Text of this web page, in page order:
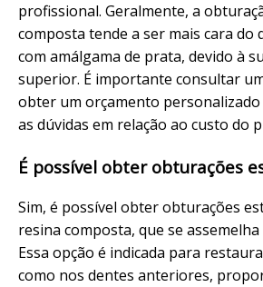
profissional. Geralmente, a
composta tende a ser mais cara do
com amálgama de prata, devido à
superior. É importante consultar
obter um orçamento personalizado
as dúvidas em relação ao custo do
É possível obter obturações
Sim, é possível obter obturações
resina composta, que se
Essa opção é indicada para
como nos dentes anteriores,